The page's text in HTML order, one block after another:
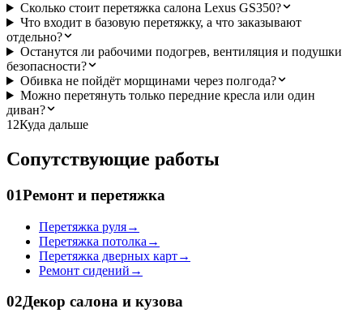
Сколько стоит перетяжка салона Lexus GS350?
Что входит в базовую перетяжку, а что заказывают
отдельно?
Останутся ли рабочими подогрев, вентиляция и подушки
безопасности?
Обивка не пойдёт морщинами через полгода?
Можно перетянуть только передние кресла или один
диван?
12Куда дальше
Сопутствующие работы
01Ремонт и перетяжка
Перетяжка руля→
Перетяжка потолка →
Перетяжка дверных карт→
Ремонт сидений →
02Декор салона и кузова